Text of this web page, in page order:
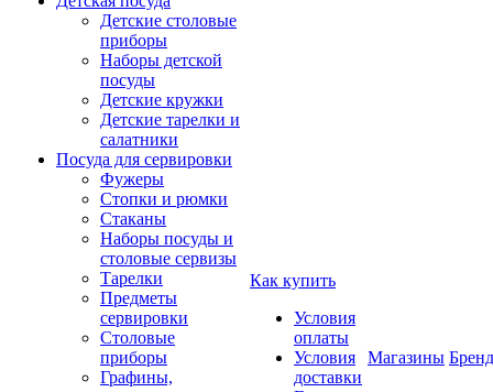
Детские столовые
приборы
Наборы детской
посуды
Детские кружки
Детские тарелки и
салатники
Посуда для сервировки
Фужеры
Стопки и рюмки
Стаканы
Наборы посуды и
столовые сервизы
Тарелки
Предметы
сервировки
Столовые
приборы
Графины,
Как купить
Условия
оплаты
Условия
доставки
Магазины